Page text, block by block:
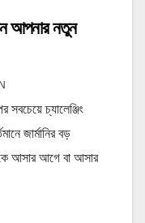
আপনার নতুন
সবচেয়ে চ্যালেঞ্জিং
জার্মানির বড়
আসার আগে বা আসার